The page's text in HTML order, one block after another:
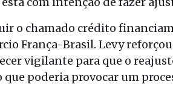
o chamado crédito
França-Brasil. Levy
vigilante para que o
que poderia provocar um